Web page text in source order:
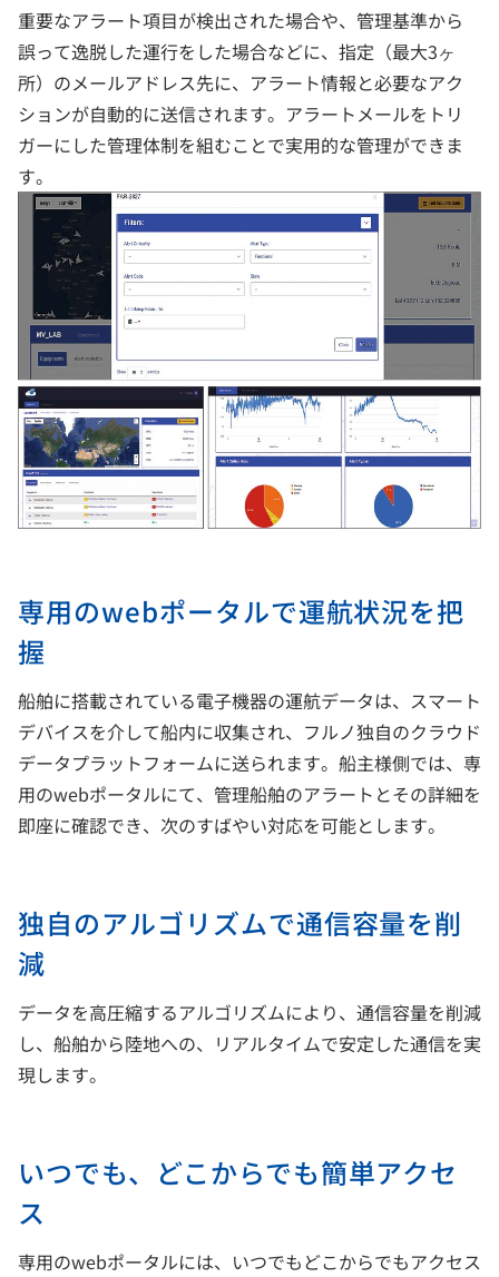
重要なアラート項目が検出された場合や、管理基準から
誤って逸脱した運行をした場合などに、指定（最大3ヶ
所）のメールアドレス先に、アラート情報と必要なアク
ションが自動的に送信されます。アラートメールをトリ
ガーにした管理体制を組むことで実用的な管理ができま
す。
専用のwebポータルで運航状況を把
握
船舶に搭載されている電子機器の運航データは、スマート
デバイスを介して船内に収集され、フルノ独自のクラウド
データプラットフォームに送られます。船主様側では、専
用のwebポータルにて、管理船舶のアラートとその詳細を
即座に確認でき、次のすばやい対応を可能とします。
独自のアルゴリズムで通信容量を削
減
データを高圧縮するアルゴリズムにより、通信容量を削減
し、船舶から陸地への、リアルタイムで安定した通信を実
現します。
いつでも、どこからでも簡単アクセ
ス
専用のwebポータルには、いつでもどこからでもアクセス